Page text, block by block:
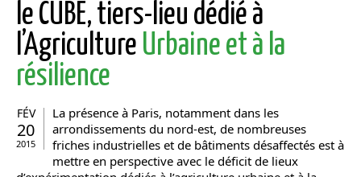
le CUBE, tiers-lieu dédié à
l’Agriculture Urbaine et à la
résilience
FÉV
20
2015
La présence à Paris, notamment dans les
arrondissements du nord-est, de nombreuses
friches industrielles et de bâtiments désaffectés est à
mettre en perspective avec le déficit de lieux